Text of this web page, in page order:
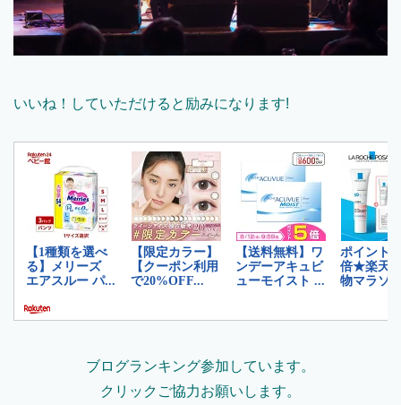
いいね！していただけると励みになります!
ブログランキング参加しています。
クリックご協力お願いします。